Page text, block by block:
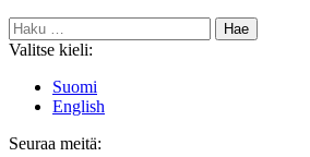
Haku:
Valitse kieli:
Suomi
English
Seuraa meitä: